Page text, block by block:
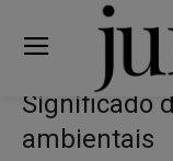
Significado
ambientais